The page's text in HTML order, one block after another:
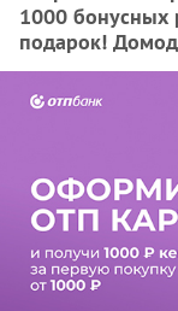
1000 бонусных
подарок!